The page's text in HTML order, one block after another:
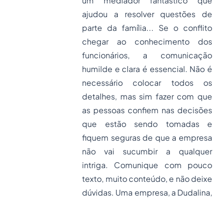
ajudou a resolver questões de
parte da família... Se o conflito
chegar ao conhecimento dos
funcionários, a comunicação
humilde e clara é essencial. Não é
necessário colocar todos os
detalhes, mas sim fazer com que
as pessoas confiem nas decisões
que estão sendo tomadas e
fiquem seguras de que a empresa
não vai sucumbir a qualquer
intriga. Comunique com pouco
texto, muito conteúdo, e não deixe
dúvidas. Uma empresa, a Dudalina,